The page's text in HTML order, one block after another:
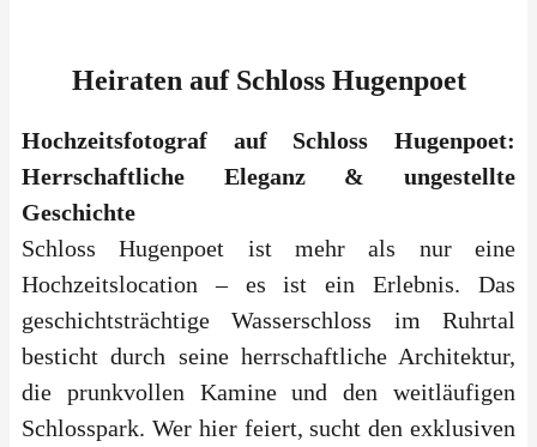
Heiraten aufSchloss Hugenpoet
Hochzeitsfotograf auf Schloss Hugenpoet:
Herrschaftliche Eleganz & ungestellte
Geschichte
Schloss Hugenpoet ist mehr als nur eine
Hochzeitslocation – es ist ein Erlebnis. Das
geschichtsträchtige Wasserschloss im Ruhrtal
besticht durch seine herrschaftliche Architektur,
die prunkvollen Kamine und den weitläufigen
Schlosspark. Wer hier feiert, sucht den exklusiven